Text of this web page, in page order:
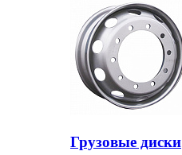
Грузовые диски